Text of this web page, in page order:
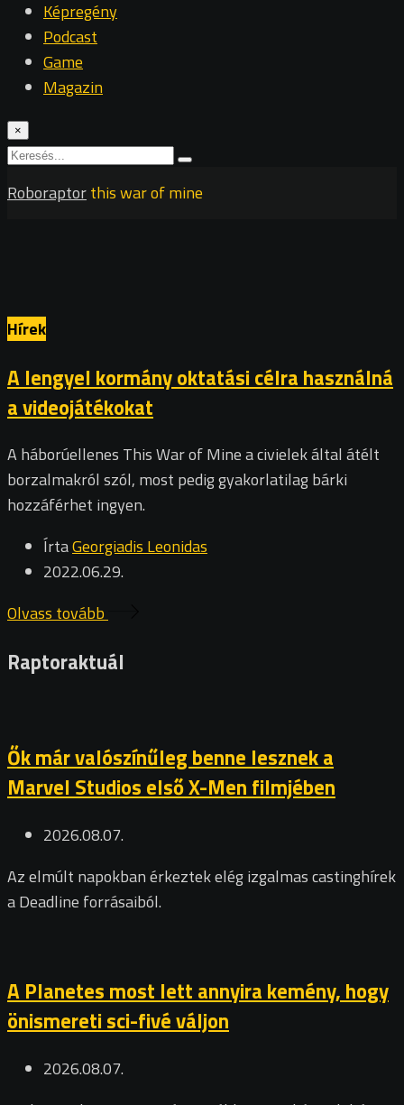
Képregény
Podcast
Game
Magazin
×
Roboraptorthis war of mine
Hírek
A lengyel kormány oktatási célra használná
a videojátékokat
A háborúellenes This War of Mine a civielek által átélt
borzalmakról szól, most pedig gyakorlatilag bárki
hozzáférhet ingyen.
ÍrtaGeorgiadis Leonidas
2022.06.29.
Olvass tovább
Raptoraktuál
Ők már valószínűleg benne lesznek a
Marvel Studios első X-Men filmjében
2026.08.07.
Az elmúlt napokban érkeztek elég izgalmas castinghírek
a Deadline forrásaiból.
A Planetes most lett annyira kemény, hogy
önismereti sci-fivé váljon
2026.08.07.